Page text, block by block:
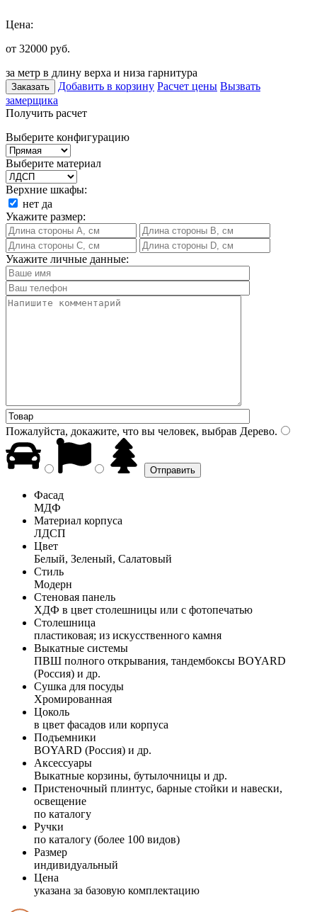
Цена:
от 32000 руб.
за метр в длину верха и низа гарнитура
Заказать Добавить в корзину Расчет цены Вызвать
замерщика
Получить расчет
Выберите конфигурацию
Выберите материал
Верхние шкафы:
нет да
Укажите размер:
Укажите личные данные:
Пожалуйста, докажите, что вы человек, выбрав Дерево.
Фасад
МДФ
Материал корпуса
ЛДСП
Цвет
Белый, Зеленый, Салатовый
Стиль
Модерн
Стеновая панель
ХДФ в цвет столешницы или с фотопечатью
Столешница
пластиковая; из искусственного камня
Выкатные системы
ПВШ полного открывания, тандембоксы BOYARD
(Россия) и др.
Сушка для посуды
Хромированная
Цоколь
в цвет фасадов или корпуса
Подъемники
BOYARD (Россия) и др.
Аксессуары
Выкатные корзины, бутылочницы и др.
Пристеночный плинтус, барные стойки и навески,
освещение
по каталогу
Ручки
по каталогу (более 100 видов)
Размер
индивидуальный
Цена
указана за базовую комплектацию